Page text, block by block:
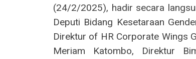
(24/2/2025), hadir secara
Deputi Bidang Kesetaraan
Direktur of HR Corporate Wings
Meriam Katombo, Direktur